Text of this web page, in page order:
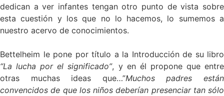
dedican a ver infantes tengan otro punto de vista sobre
esta cuestión y los que no lo hacemos, lo sumemos a
nuestro acervo de conocimientos.
Bettelheim le pone por título a la Introducción de su libro
“La lucha por el significado”, y en él propone que entre
otras muchas ideas que…”Muchos padres están
convencidos de que los niños deberían presenciar tan sólo